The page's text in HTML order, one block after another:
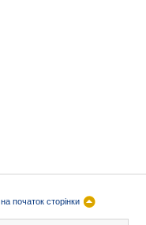
на початок сторінки